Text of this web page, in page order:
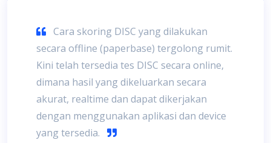
Cara skoring DISC yang dilakukan
secara offline (paperbase) tergolong rumit.
Kini telah tersedia tes DISC secara online,
dimana hasil yang dikeluarkan secara
akurat, realtime dan dapat dikerjakan
dengan menggunakan aplikasi dan device
yang tersedia.